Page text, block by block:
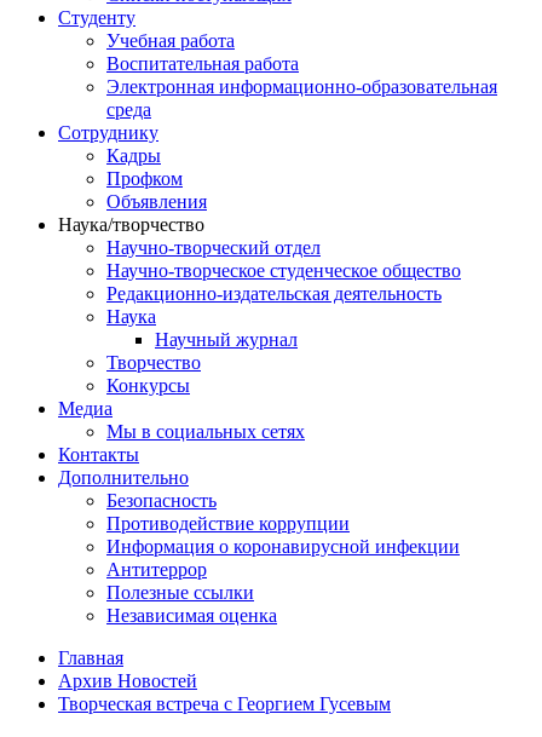
Студенту
Учебная работа
Воспитательная работа
Электронная информационно-образовательная
среда
Сотруднику
Кадры
Профком
Объявления
Наука/творчество
Научно-творческий отдел
Научно-творческое студенческое общество
Редакционно-издательская деятельность
Наука
Научный журнал
Творчество
Конкурсы
Медиа
Мы в социальных сетях
Контакты
Дополнительно
Безопасность
Противодействие коррупции
Информация о коронавирусной инфекции
Антитеррор
Полезные ссылки
Независимая оценка
Главная
Архив Новостей
Творческая встреча с Георгием Гусевым